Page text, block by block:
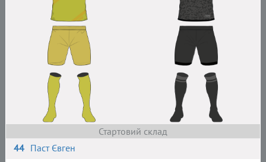
Стартовий склад
44 Паст Євген